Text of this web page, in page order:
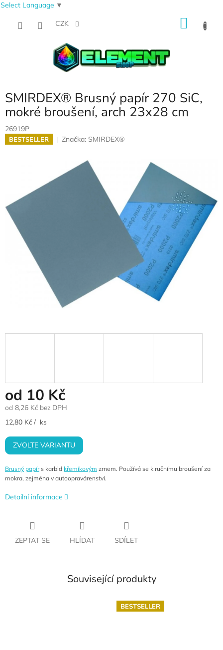
Select Language ▼
CZK
SMIRDEX® Brusný papír 270 SiC,
mokré broušení, arch 23x28 cm
26919P
BESTSELLER Značka: SMIRDEX®
od 10 Kč
od 8,26 Kč bez DPH
Měrná
12,80 Kč / ks
ZVOLTE VARIANTU
Brusný papírs karbid křemíkovým zrnem. Používá se k ručnímu broušení za
mokra, zejména v autoopravárenství.
Detailní informace
ZEPTAT SE HLÍDAT SDÍLET
Související produkty
BESTSELLER